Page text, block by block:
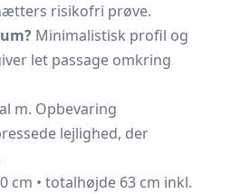
risikofri prøve.
Minimalistisk profil og
let passage omkring
m. Opbevaring
lejlighed, der
cm • totalhøjde 63 cm inkl.